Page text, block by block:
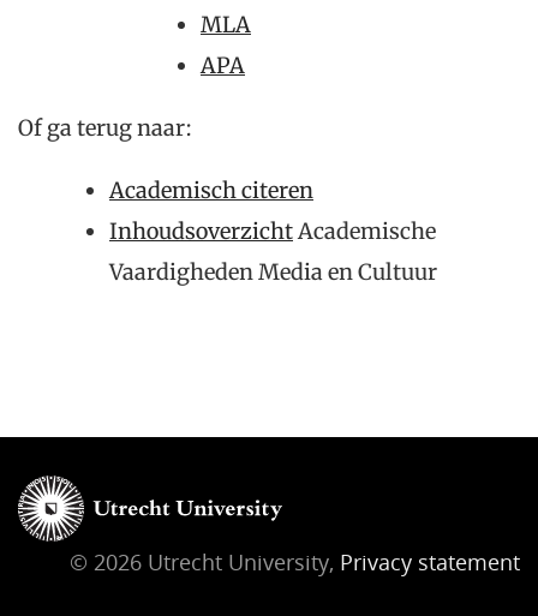
MLA
APA
Of ga terug naar:
Academisch citeren
InhoudsoverzichtAcademische
Vaardigheden Media en Cultuur
© 2026 Utrecht University, Privacy statement